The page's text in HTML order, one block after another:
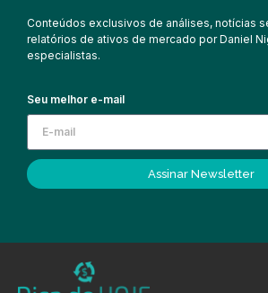
Conteúdos exclusivos de análises, notícias
relatórios de ativos de mercado por Daniel
especialistas.
Seu melhor e-mail
Assinar Newsletter